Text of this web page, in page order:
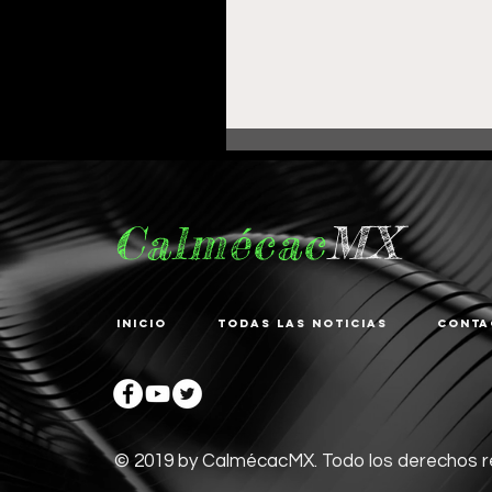
Fortalece Gobierno de
Pepe Saldívar la
educación en La
comodato de Centro de
CalmécacMX
Inicio Todas las noticias
© 2019 by CalmécacMX. Todo los derechos